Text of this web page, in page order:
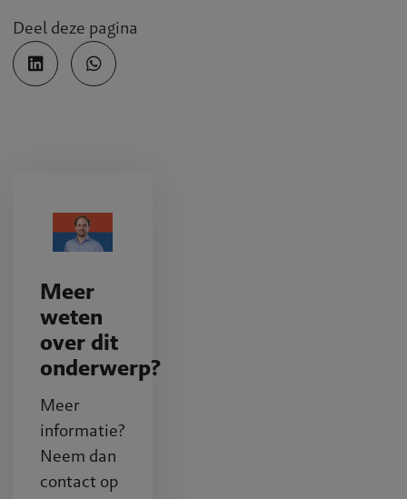
Deel deze pagina
Meer
weten
over dit
onderwerp?
Meer
informatie?
Neem dan
contact op